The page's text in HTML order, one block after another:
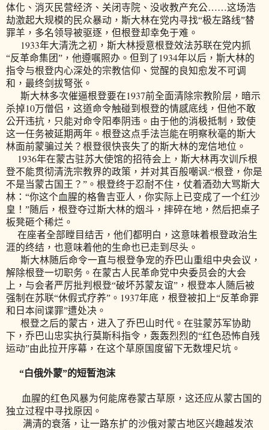
体化、消灭民营经济、关闭寺院、没收教产充公……这场浩
劫激起大规模的民众暴动，斯大林在党内寻找“极左路线”替
罪羊，多名领导被驱逐，但根登却幸免于难。
1933年大清洗之初，斯大林授意根登效法苏联在党内抓
“反革命集团”，他遵嘱照办。但到了 1934年以后，斯大林的
指令与根登内心深处的宗教信仰、觉醒的良知愈发不可调
和，最终剑拔弩张。
斯大林多次催逼根登要在1937前全面清除宗教阶层，暗示
杀掉10万僧侣，这道命令触碰到根登的情感底线，但他不敢
公开违抗，只能对命令阳奉阴违。由于他的消极抵制，致使
这一任务被延期两年。根登这点手法岂能在明察秋毫的斯大
林面前蒙骗过关？根登很快丧失了的斯大林的宠信地位。
1936年在蒙古驻苏大使馆的招待会上，斯大林再次训斥根
登不能贯彻清洗宗教界的政策，并对其百般嘲讽:“根登，你是
不是当蒙古国王？” 。根登终于忍耐不住，仗着酒劲大骂斯大
林：“你这个血腥的格鲁吉亚人，你实际上已变成了一个红沙
皇！”随后，根登夺过斯大林的烟斗，摔碎在地，然后把桌子
板凳砸个稀烂。
在座者全部瞠目结舌，他们都明白，这意味着根登政治生
涯的终结，也意味着他的生命也已走到尽头。
斯大林随后命令一直与根登争宠的乔巴山重组中央会议，
解除根登一切职务。在蒙古人民革命党中央委员会的大会
上，与会者严厉批判根登“破坏苏蒙友谊”，根登本人随后被
强制在苏联“休假式疗养”。 1937年底，根登被扣上“反革命罪
和日本间谍罪”遭处决。
根登之后的蒙古，进入了乔巴山时代。在驻蒙苏军协助
下，乔巴山忠实执行莫斯科指令，轰轰烈烈的“红色恐怖自残
运动”由此拉开序幕，在这个草原国度留下无数埋尺坑。
“白俄外蒙”的短暂泡沫
血腥的红色风暴为何能席卷蒙古草原，这还应从蒙古国的
独立过程中寻找原因。
满清的衰落，让一路东扩的沙俄对蒙古地区兴趣越发浓